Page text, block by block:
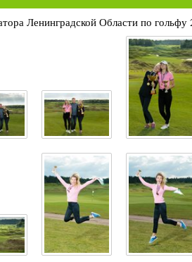
Ленинградской Области по гольфу